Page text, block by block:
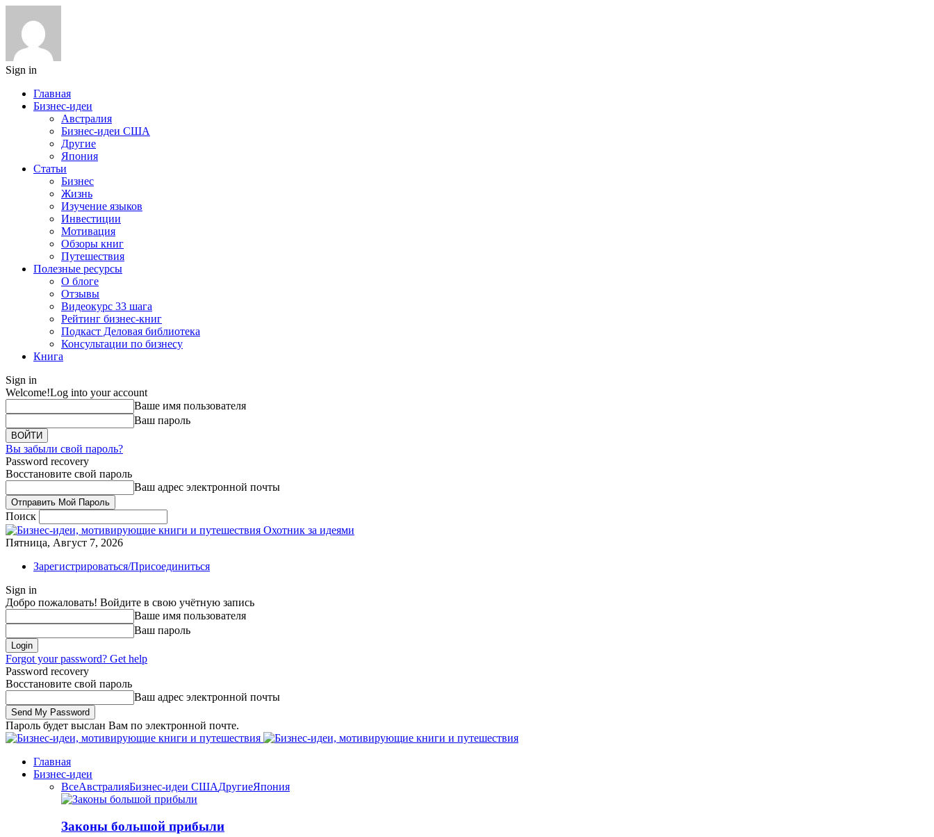
Sign in
Главная
Бизнес-идеи
Австралия
Бизнес-идеи США
Другие
Япония
Статьи
Бизнес
Жизнь
Изучение языков
Инвестиции
Мотивация
Обзоры книг
Путешествия
Полезные ресурсы
О блоге
Отзывы
Видеокурс 33 шага
Рейтинг бизнес-книг
Подкаст Деловая библиотека
Консультации по бизнесу
Книга
Sign in
Welcome!Log into your account
Ваше имя пользователя
Ваш пароль
Вы забыли свой пароль?
Password recovery
Восстановите свой пароль
Ваш адрес электронной почты
Поиск
Охотник за идеями
Пятница, Август 7, 2026
Зарегистрироваться/Присоединиться
Sign in
Добро пожаловать! Войдите в свою учётную запись
Ваше имя пользователя
Ваш пароль
Forgot your password? Get help
Password recovery
Восстановите свой пароль
Ваш адрес электронной почты
Пароль будет выслан Вам по электронной почте.
Главная
Бизнес-идеи
ВсеАвстралияБизнес-идеи СШАДругиеЯпония
Законы большой прибыли